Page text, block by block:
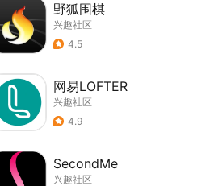
野狐围棋
兴趣社区
4.5
网易LOFTER
兴趣社区
4.9
SecondMe
兴趣社区